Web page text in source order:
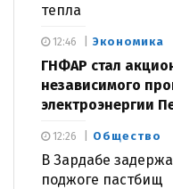
тепла
Экономика
ГНФАР стал
независимого
электроэнергии
12:46
Общество
В Зардабе
поджоге пастбищ
12:26